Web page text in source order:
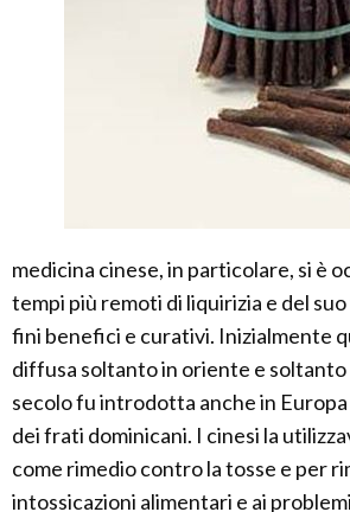
medicina cinese, in particolare, si è
tempi più remoti di liquirizia e del
fini benefici e curativi. Inizialmente
diffusa soltanto in oriente e
secolo fu introdotta anche in Europa
dei frati dominicani. I cinesi la
come rimedio contro la tosse e per
intossicazioni alimentari e ai